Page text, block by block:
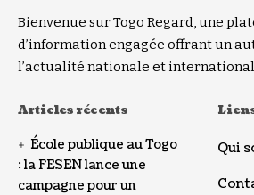
Bienvenue sur Togo Regard, une
d’information engagée offrant un
l’actualité nationale et
Articles récents
École publique au Togo
: la FESEN lance une
campagne pour un
Qui